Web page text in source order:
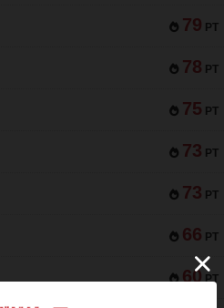
79 PT
78 PT
75 PT
73 PT
73 PT
66 PT
60 PT